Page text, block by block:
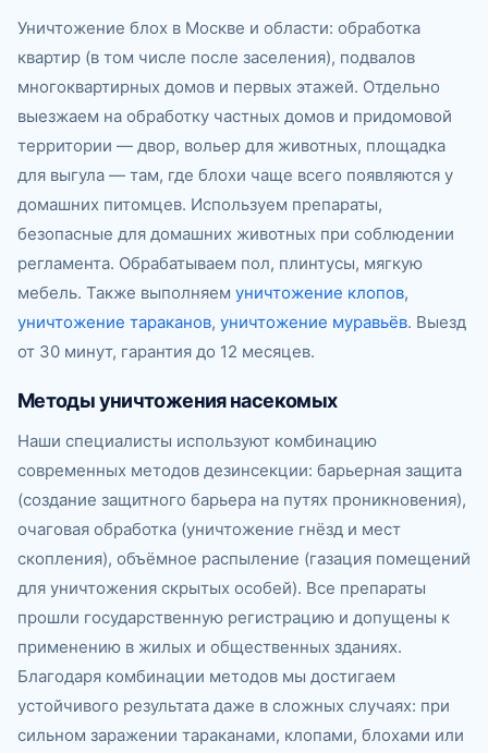
Уничтожение блох в Москве и области: обработка
квартир (в том числе после заселения), подвалов
многоквартирных домов и первых этажей. Отдельно
выезжаем на обработку частных домов и придомовой
территории — двор, вольер для животных, площадка
для выгула — там, где блохи чаще всего появляются у
домашних питомцев. Используем препараты,
безопасные для домашних животных при соблюдении
регламента. Обрабатываем пол, плинтусы, мягкую
мебель. Также выполняем уничтожение клопов,
уничтожение тараканов, уничтожение муравьёв. Выезд
от 30 минут, гарантия до 12 месяцев.
Методы уничтожения насекомых
Наши специалисты используют комбинацию
современных методов дезинсекции: барьерная защита
(создание защитного барьера на путях проникновения),
очаговая обработка (уничтожение гнёзд и мест
скопления), объёмное распыление (газация помещений
для уничтожения скрытых особей). Все препараты
прошли государственную регистрацию и допущены к
применению в жилых и общественных зданиях.
Благодаря комбинации методов мы достигаем
устойчивого результата даже в сложных случаях: при
сильном заражении тараканами, клопами, блохами или